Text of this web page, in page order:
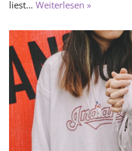
liest… Weiterlesen »